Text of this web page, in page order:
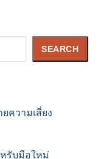
SEARCH
ความเสี่ยง
รับมือใหม่